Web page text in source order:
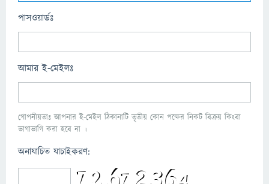
পাসওয়ার্ডঃ
আমার ই-মেইলঃ
গোপনীয়তাঃ আপনার ই-মেইল ঠিকানাটি তৃতীয় কোন পক্ষের নিকট বিক্রয় কিংবা
ভাগাভাগি করা হবে না ।
অনাযাচিত যাচাইকরণ: